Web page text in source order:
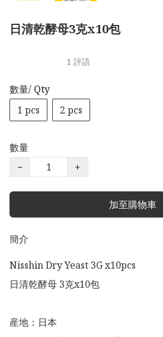
日清乾酵母3克x10包
1 評語
數量/ Qty
1 pcs
2 pcs
數量
−
+
加至購物車
簡介
Nisshin Dry Yeast 3G x10pcs
日清乾酵母 3克x10包
産地：日本